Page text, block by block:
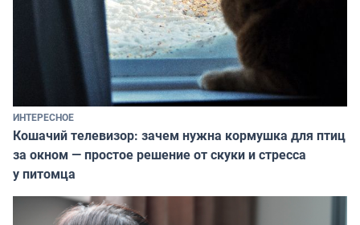
ИНТЕРЕСНОЕ
Кошачий телевизор: зачем нужна кормушка для птиц
за окном — простое решение от скуки и стресса
у питомца